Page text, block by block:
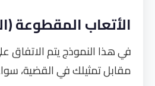
الأتعاب المقطوعة
في هذا النموذج يتم الاتفاق
مقابل تمثيلك في القضية،